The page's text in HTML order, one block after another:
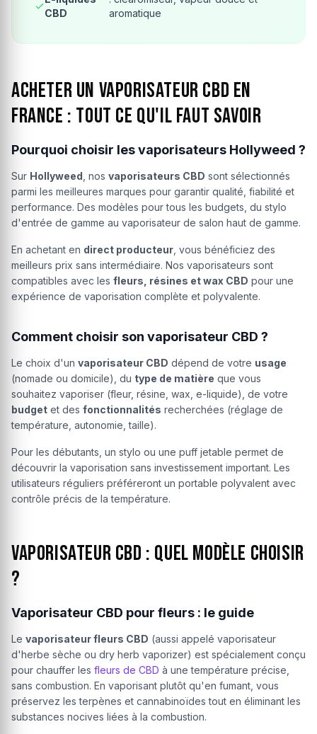
CBD
aromatique
Acheter un vaporisateur CBD en
France : tout ce qu'il faut savoir
Pourquoi choisir les vaporisateurs Hollyweed ?
Sur Hollyweed , nos vaporisateurs CBD sont sélectionnés
parmi les meilleures marques pour garantir qualité, fiabilité et
performance. Des modèles pour tous les budgets, du stylo
d'entrée de gamme au vaporisateur de salon haut de gamme.
En achetant en direct producteur , vous bénéficiez des
meilleurs prix sans intermédiaire. Nos vaporisateurs sont
compatibles avec les fleurs, résines et wax CBD pour une
expérience de vaporisation complète et polyvalente.
Comment choisir son vaporisateur CBD ?
Le choix d'un vaporisateur CBD dépend de votre usage
(nomade ou domicile), du type de matière que vous
souhaitez vaporiser (fleur, résine, wax, e-liquide), de votre
budget et des fonctionnalités recherchées (réglage de
température, autonomie, taille).
Pour les débutants, un stylo ou une puff jetable permet de
découvrir la vaporisation sans investissement important. Les
utilisateurs réguliers préféreront un portable polyvalent avec
contrôle précis de la température.
Vaporisateur CBD : quel modèle choisir
?
Vaporisateur CBD pour fleurs : le guide
Le vaporisateur fleurs CBD (aussi appelé vaporisateur
d'herbe sèche ou dry herb vaporizer) est spécialement conçu
pour chauffer les fleurs de CBD à une température précise,
sans combustion. En vaporisant plutôt qu'en fumant, vous
préservez les terpènes et cannabinoïdes tout en éliminant les
substances nocives liées à la combustion.